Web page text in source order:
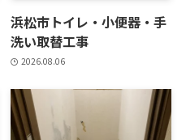
浜松市トイレ・小便器・手
洗い取替工事
2026.08.06